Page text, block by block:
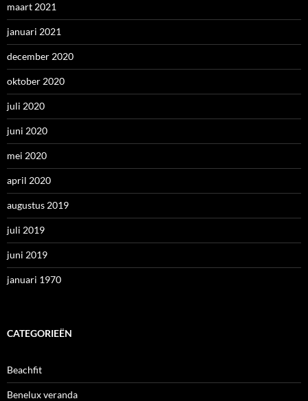
maart 2021
januari 2021
december 2020
oktober 2020
juli 2020
juni 2020
mei 2020
april 2020
augustus 2019
juli 2019
juni 2019
januari 1970
CATEGORIEËN
Beachfit
Benelux veranda